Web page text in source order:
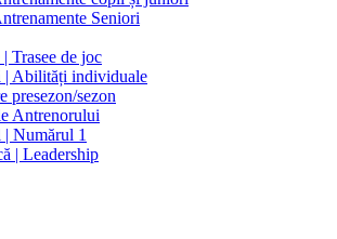
Seniori
| Trasee de joc
| Abilități individuale
presezon/sezon
Antrenorului
| Numărul 1
| Leadership